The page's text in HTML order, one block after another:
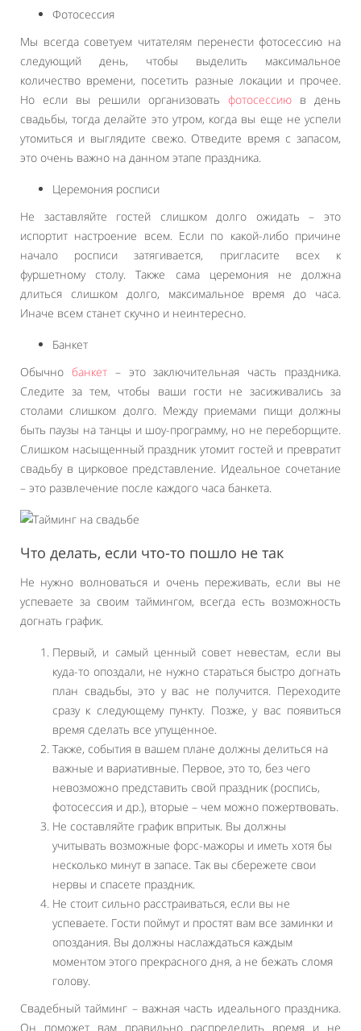
Фотосессия
Мы всегда советуем читателям перенести фотосессию на
следующий день, чтобы выделить максимальное
количество времени, посетить разные локации и прочее.
Но если вы решили организовать фотосессию в день
свадьбы, тогда делайте это утром, когда вы еще не успели
утомиться и выглядите свежо. Отведите время с запасом,
это очень важно на данном этапе праздника.
Церемония росписи
Не заставляйте гостей слишком долго ожидать – это
испортит настроение всем. Если по какой-либо причине
начало росписи затягивается, пригласите всех к
фуршетному столу. Также сама церемония не должна
длиться слишком долго, максимальное время до часа.
Иначе всем станет скучно и неинтересно.
Банкет
Обычно банкет– это заключительная часть праздника.
Следите за тем, чтобы ваши гости не засиживались за
столами слишком долго. Между приемами пищи должны
быть паузы на танцы и шоу-программу, но не переборщите.
Слишком насыщенный праздник утомит гостей и превратит
свадьбу в цирковое представление. Идеальное сочетание
– это развлечение после каждого часа банкета.
Что делать, если что-то пошло не так
Не нужно волноваться и очень переживать, если вы не
успеваете за своим таймингом, всегда есть возможность
догнать график.
Первый, и самый ценный совет невестам, если вы
куда-то опоздали, не нужно стараться быстро догнать
план свадьбы, это у вас не получится. Переходите
сразу к следующему пункту. Позже, у вас появиться
время сделать все упущенное.
Также, события в вашем плане должны делиться на
важные и вариативные. Первое, это то, без чего
невозможно представить свой праздник (роспись,
фотосессия и др.), вторые – чем можно пожертвовать.
Не составляйте график впритык. Вы должны
учитывать возможные форс-мажоры и иметь хотя бы
несколько минут в запасе. Так вы сбережете свои
нервы и спасете праздник.
Не стоит сильно расстраиваться, если вы не
успеваете. Гости поймут и простят вам все заминки и
опоздания. Вы должны наслаждаться каждым
моментом этого прекрасного дня, а не бежать сломя
голову.
Свадебный тайминг – важная часть идеального праздника.
Он поможет вам правильно распределить время и не